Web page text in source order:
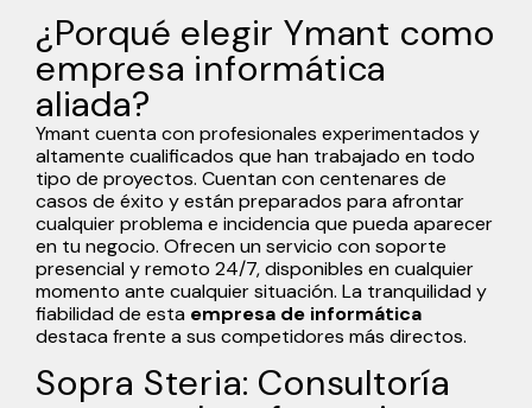
¿Porqué elegir Ymant como
empresa informática
aliada?
Ymant cuenta con profesionales experimentados y
altamente cualificados que han trabajado en todo
tipo de proyectos. Cuentan con centenares de
casos de éxito y están preparados para afrontar
cualquier problema e incidencia que pueda aparecer
en tu negocio. Ofrecen un servicio con soporte
presencial y remoto 24/7, disponibles en cualquier
momento ante cualquier situación. La tranquilidad y
fiabilidad de esta empresa de informática
destaca frente a sus competidores más directos.
Sopra Steria: Consultoría